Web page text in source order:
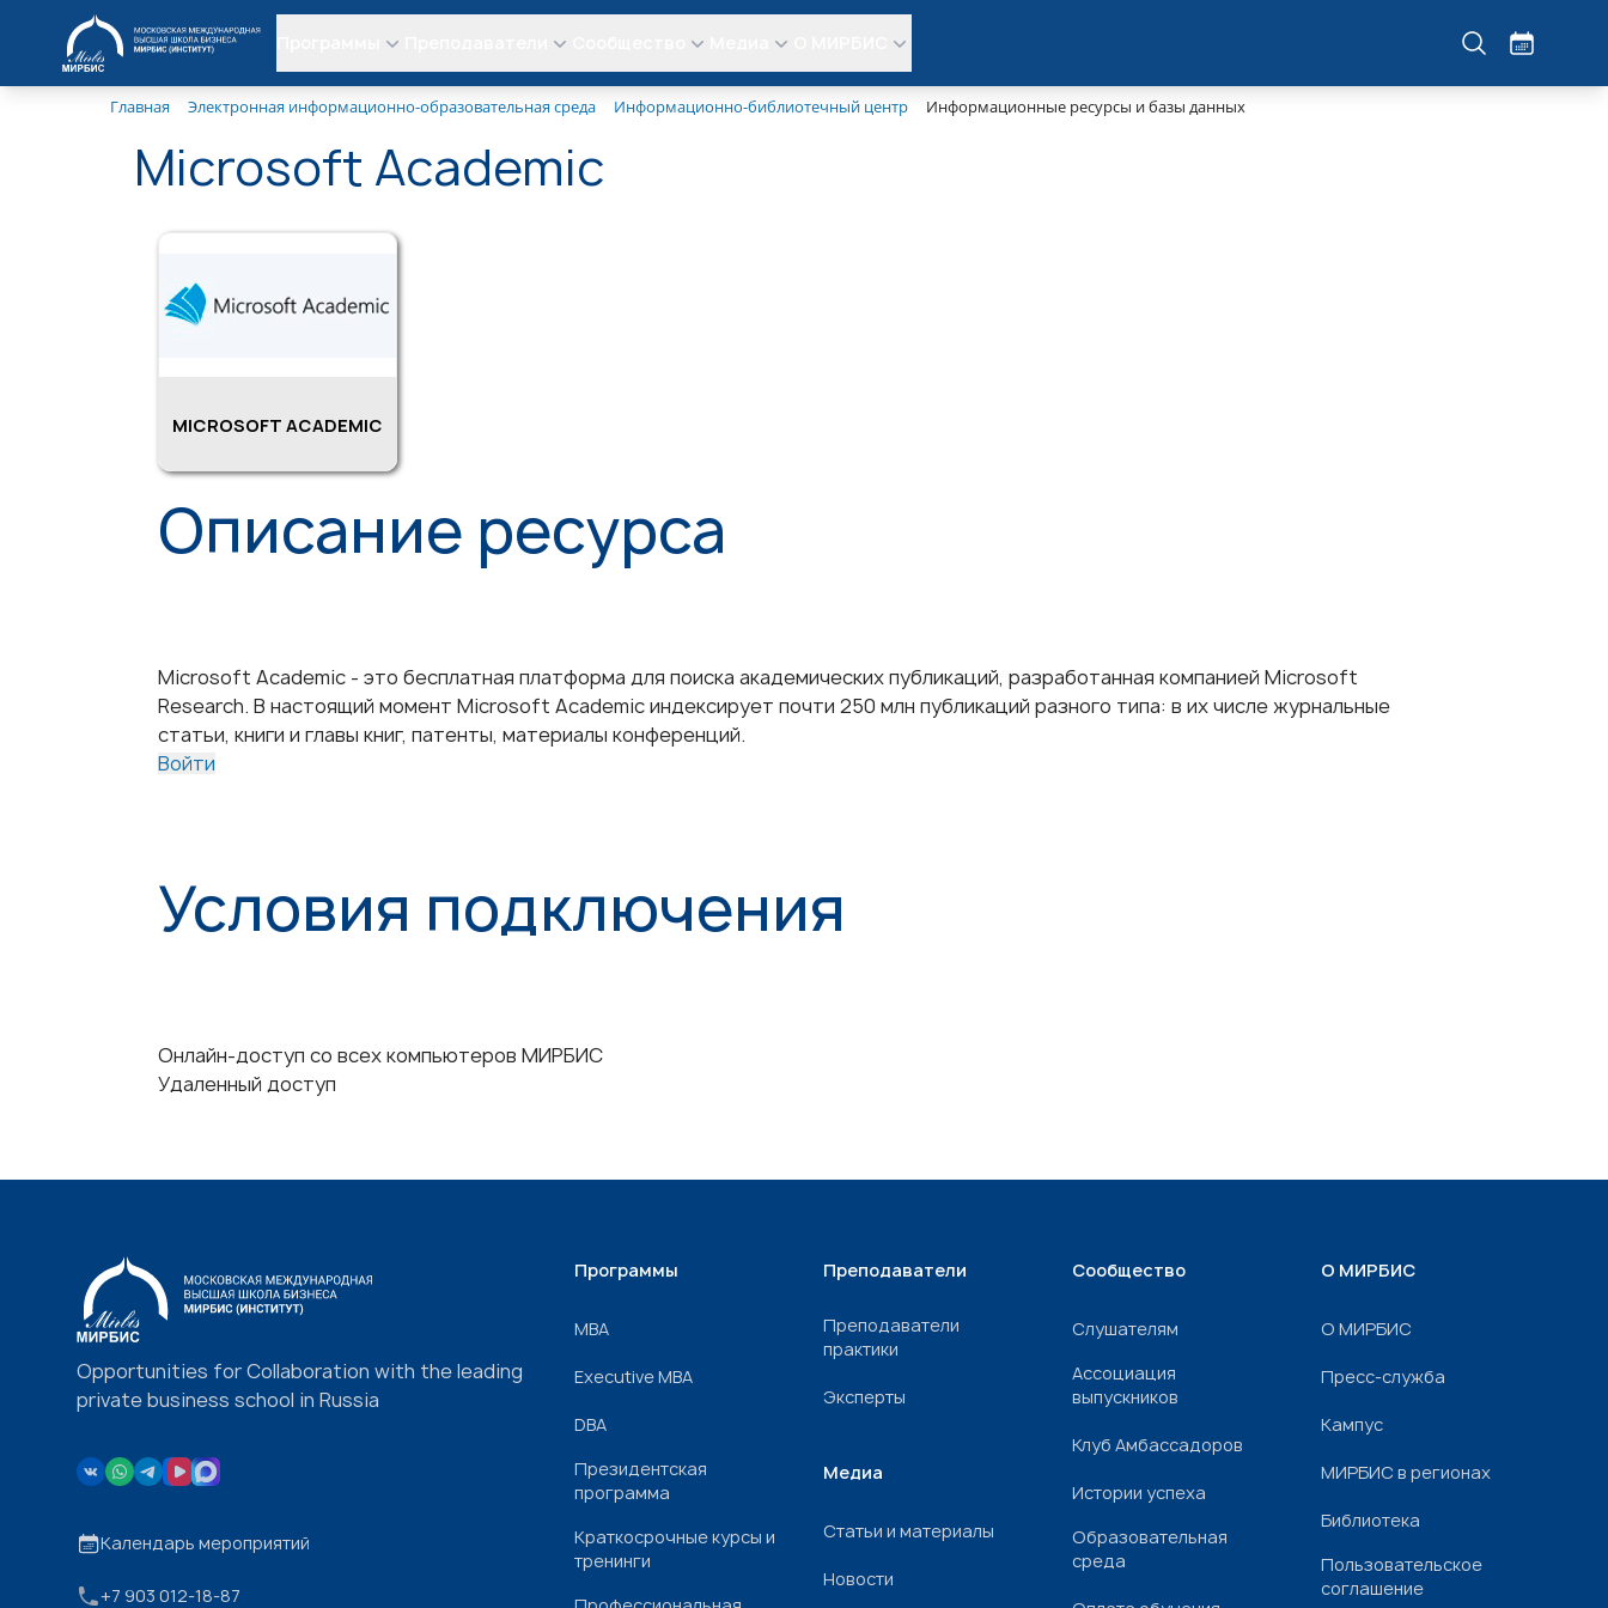
МИРБИС
Главная Электронная информационно-образовательная среда Информационно-библиотечный центр Информационные ресурсы и базы данных
Microsoft Academic
MICROSOFT ACADEMIC
Описание ресурса
Microsoft Academic - это бесплатная платформа для поиска академических публикаций, разработанная компанией Microsoft
Research. В настоящий момент Microsoft Academic индексирует почти 250 млн публикаций разного типа: в их числе журнальные
статьи, книги и главы книг, патенты, материалы конференций.
Войти
Условия подключения
Онлайн-доступ со всех компьютеров МИРБИС
Удаленный доступ
Opportunities for Collaboration with the leading
private business school in Russia
Календарь мероприятий
+7 903 012-18-87
Программы
МВА
Executive MBA
DBA
Президентская
программа
Краткосрочные курсы и
тренинги
Преподаватели
Преподаватели
практики
Эксперты
Медиа
Статьи и материалы
Новости
Сообщество
Слушателям
Ассоциация
выпускников
Клуб Амбассадоров
Истории успеха
Образовательная
среда
О МИРБИС
О МИРБИС
Пресс-служба
Кампус
МИРБИС в регионах
Библиотека
Пользовательское
соглашение